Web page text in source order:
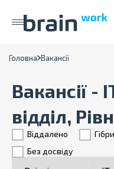
Головна Вакансії
Вакансії -
відділ,
Віддалено
Без досвіду